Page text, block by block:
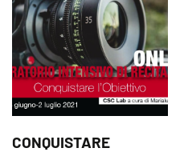
CONQUISTARE